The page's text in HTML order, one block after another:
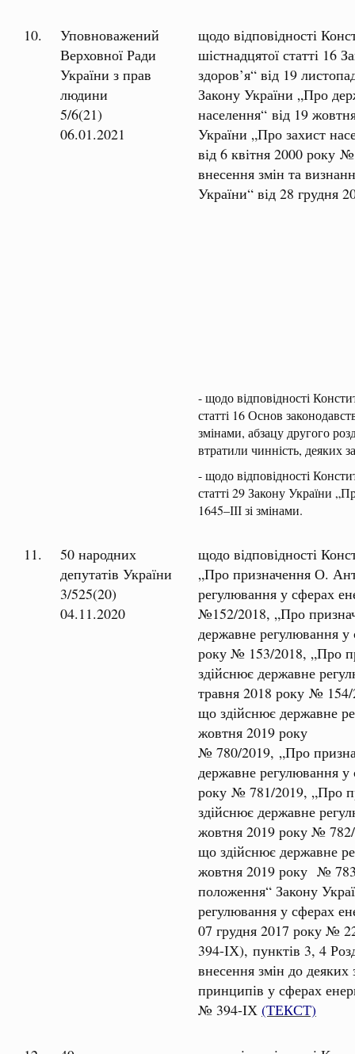
10.
Уповноважений
Верховної Ради
України з прав
людини
5/6(21)
06.01.2021
щодо відповідності
шістнадцятої статті 16
здоров’я“ від 19
Закону України „Про
населення“ від 19
України „Про захист
від 6 квітня 2000 року
внесення змін та
України“ від 28
- щодо відповідності
статті 16 Основ
змінами, абзацу другого
втратили чинність, деяких
- щодо відповідності
статті 29 Закону України
1645–ІІІ зі змінами.
11.
50 народних
депутатів України
3/525(20)
04.11.2020
щодо відповідності
„Про призначення О.
регулювання у сферах
№152/2018, „Про
державне регулювання у
року № 153/2018, „Про
здійснює державне
травня 2018 року № 154/
що здійснює державне
жовтня 2019 року
№ 780/2019, „Про
державне регулювання
року № 781/2019, „Про
здійснює державне
жовтня 2019 року № 782/
що здійснює державне
жовтня 2019 року № 783/
положення“ Закону
регулювання у сферах
07 грудня 2017 року №
394-ІХ), пунктів 3, 4
внесення змін до деяких
принципів у сферах
№ 394-ІХ (ТЕКСТ)